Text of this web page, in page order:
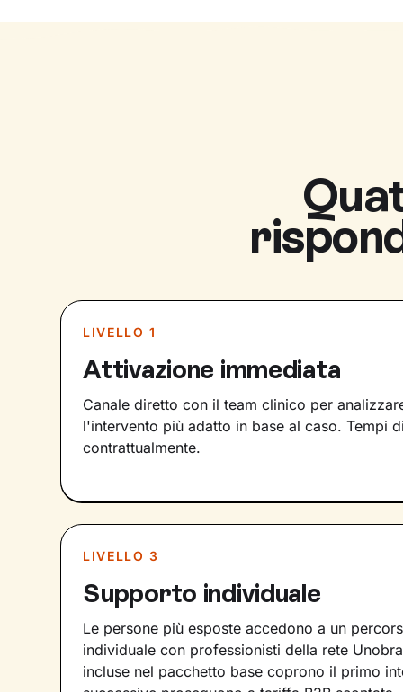
LIVELLO 1
Attivazione immediata
Canale diretto con il team clinico per
l'intervento più adatto in base al caso. Tempi
contrattualmente.
LIVELLO 3
Supporto individuale
Le persone più esposte accedono a un
individuale con professionisti della rete
incluse nel pacchetto base coprono il primo